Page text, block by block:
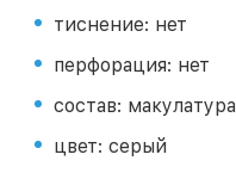
тиснение: нет
перфорация: нет
состав: макулатура
цвет: серый